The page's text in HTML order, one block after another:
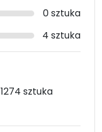
0 sztuka
4 sztuka
1274 sztuka